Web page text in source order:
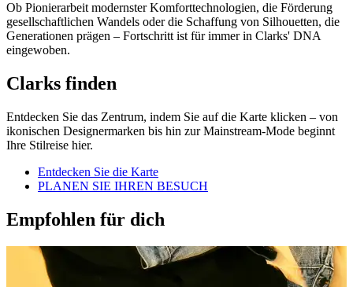
Ob Pionierarbeit modernster Komforttechnologien, die Förderung
gesellschaftlichen Wandels oder die Schaffung von Silhouetten, die
Generationen prägen – Fortschritt ist für immer in Clarks' DNA
eingewoben.
Clarks finden
Entdecken Sie das Zentrum, indem Sie auf die Karte klicken – von
ikonischen Designermarken bis hin zur Mainstream-Mode beginnt
Ihre Stilreise hier.
Entdecken Sie die Karte
PLANEN SIE IHREN BESUCH
Empfohlen für dich